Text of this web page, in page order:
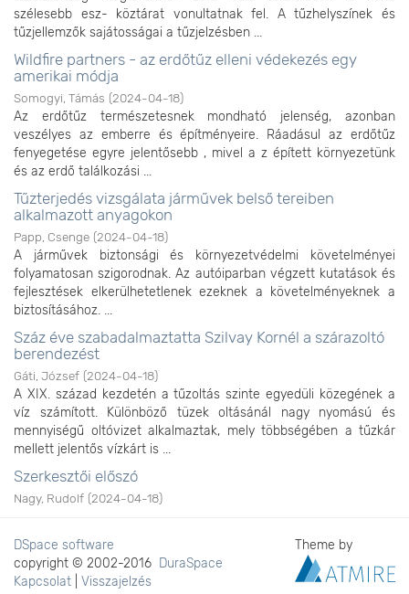
szélesebb esz- köztárat vonultatnak fel. A tűzhelyszínek és
tűzjellemzők sajátosságai a tűzjelzésben ...
Wildfire partners - az erdőtűz elleni védekezés egy
amerikai módja
Somogyi, Támás (2024-04-18)
Az erdőtűz természetesnek mondható jelenség, azonban
veszélyes az emberre és építményeire. Ráadásul az erdőtűz
fenyegetése egyre jelentősebb , mivel a z épített környezetünk
és az erdő találkozási ...
Tűzterjedés vizsgálata járművek belső tereiben
alkalmazott anyagokon
Papp, Csenge (2024-04-18)
A járművek biztonsági és környezetvédelmi követelményei
folyamatosan szigorodnak. Az autóiparban végzett kutatások és
fejlesztések elkerülhetetlenek ezeknek a követelményeknek a
biztosításához. ...
Száz éve szabadalmaztatta Szilvay Kornél a szárazoltó
berendezést
Gáti, József (2024-04-18)
A XIX. század kezdetén a tűzoltás szinte egyedüli közegének a
víz számított. Különböző tüzek oltásánál nagy nyomású és
mennyiségű oltóvizet alkalmaztak, mely többségében a tűzkár
mellett jelentős vízkárt is ...
Szerkesztői előszó
Nagy, Rudolf (2024-04-18)
DSpace software
copyright © 2002-2016 DuraSpace
Kapcsolat
Visszajelzés
Theme by